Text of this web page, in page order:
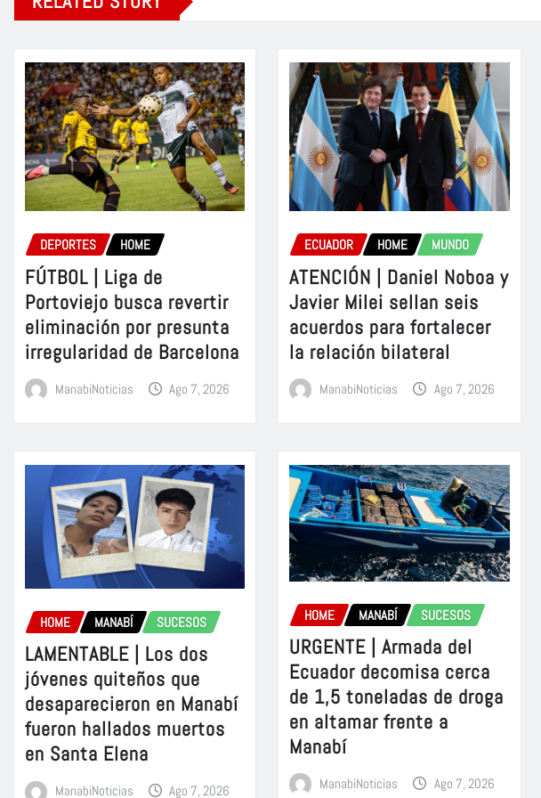
DEPORTES HOME
FÚTBOL | Liga de
Portoviejo busca revertir
eliminación por presunta
irregularidad de Barcelona
ManabiNoticias Ago 7, 2026
ECUADOR HOME MUNDO
ATENCIÓN | Daniel Noboa y
Javier Milei sellan seis
acuerdos para fortalecer
la relación bilateral
ManabiNoticias Ago 7, 2026
HOME MANABÍ SUCESOS
LAMENTABLE | Los dos
jóvenes quiteños que
desaparecieron en Manabí
fueron hallados muertos
en Santa Elena
ManabiNoticias Ago 7, 2026
HOME MANABÍ SUCESOS
URGENTE | Armada del
Ecuador decomisa cerca
de 1,5 toneladas de droga
en altamar frente a
Manabí
ManabiNoticias Ago 7, 2026